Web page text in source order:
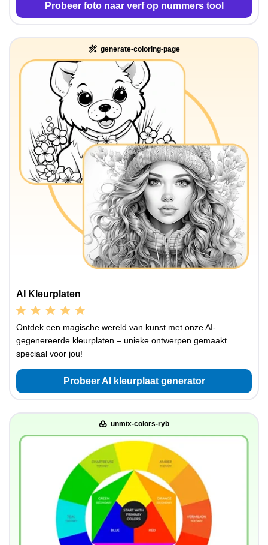
Probeer foto naar verf op nummers tool
generate-coloring-page
AI Kleurplaten
Ontdek een magische wereld van kunst met onze AI-
gegenereerde kleurplaten – unieke ontwerpen gemaakt
speciaal voor jou!
Probeer AI kleurplaat generator
unmix-colors-ryb